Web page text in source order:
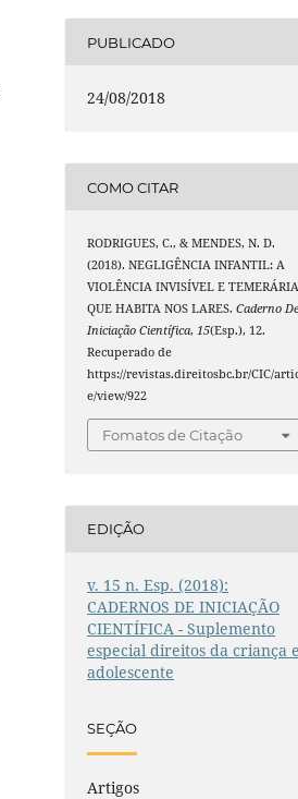
PUBLICADO
24/08/2018
COMO CITAR
RODRIGUES, C., & MENDES, N. D.
(2018). NEGLIGÊNCIA INFANTIL: A
VIOLÊNCIA INVISÍVEL E TEMERÁRIA
QUE HABITA NOS LARES.Caderno De
Iniciação Científica,15(Esp.), 12.
Recuperado de
https://revistas.direitosbc.br/CIC/
e/view/922
Fomatos de Citação
EDIÇÃO
v. 15 n. Esp. (2018):
CADERNOS DE INICIAÇÃO
CIENTÍFICA - Suplemento
especial direitos da criança e
adolescente
SEÇÃO
Artigos